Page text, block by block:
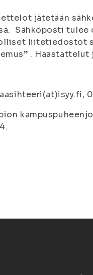
jätetään
Sähköposti
liitetiedostot
.